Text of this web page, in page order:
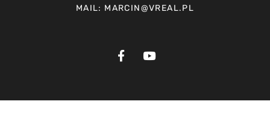
MAIL: MARCIN@VREAL.PL